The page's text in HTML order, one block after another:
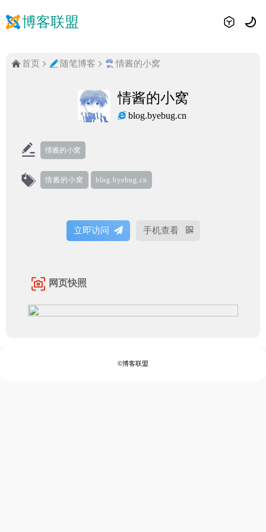
博客联盟
首页 随笔博客 情酱的小窝
情酱的小窝
blog.byebug.cn
情酱的小窝
情酱的小窝 blog.byebug.cn
立即访问 手机查看
网页快照
©博客联盟